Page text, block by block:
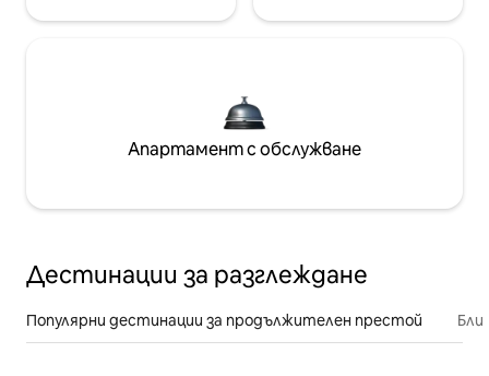
Апартамент с обслужване
Дестинации за разглеждане
Популярни дестинации за продължителен престой